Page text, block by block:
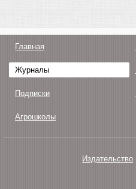
Главная
Журналы
Подписки
Агрошколы
Издательство